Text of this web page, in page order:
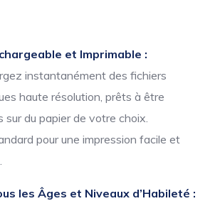
et Imprimable :
instantanément des fichiers
haute résolution, prêts à être
sur du papier de votre choix.
pour une impression facile et
les Âges et Niveaux d’Habileté :